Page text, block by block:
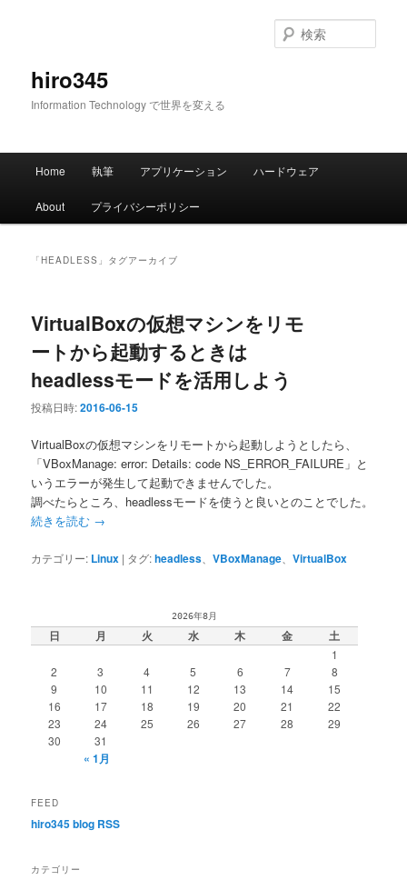
hiro345
Information Technology で世界を変える
索
メ
Home 執筆 アプリケーション ハードウェア
About プライバシーポリシー
「HEADLESS 」タグアーカイブ
VirtualBoxの仮想マシンをリモ
ートから起動するときは
headlessモードを活用しよう
投稿日時:2016-06-15
VirtualBoxの仮想マシンをリモートから起動しようとしたら、
「VBoxManage: error: Details: code NS_ERROR_FAILURE」と
いうエラーが発生して起動できませんでした。
調べたらところ、headlessモードを使うと良いとのことでした。
続きを読む →
カテゴリー: Linux | タグ:headless 、VBoxManage 、VirtualBox
2026年8月
日 月 火 水 木 金 土
1
2
3 4 5 6 7
8
9
10 11 12 13 14
15
16
17 18 19 20 21
22
23
24 25 26 27 28
29
30
31
« 1月
FEED
hiro345 blog RSS
カテゴリー